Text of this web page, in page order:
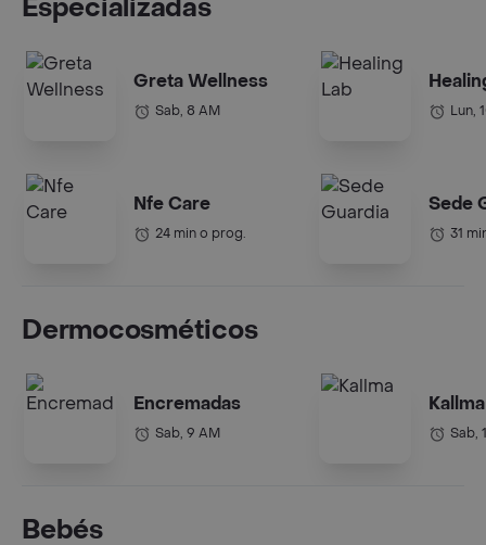
Especializadas
Greta Wellness
Sab, 8 AM
Nfe Care
24 min o prog.
Lun,
Sede
31
Dermocosméticos
Encremadas
Sab, 9 AM
Kallma
Sab,
Bebés